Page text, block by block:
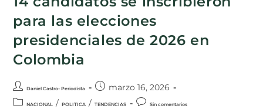
para las elecciones
presidenciales de 2026 en
Colombia
Daniel Castro- Periodista marzo 16, 2026
NACIONAL / POLITICA / TENDENCIAS Sin comentarios